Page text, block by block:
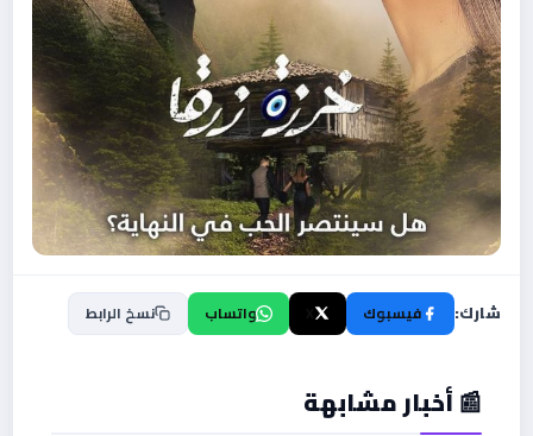
شارك: فيسبوك واتساب نسخ الرابط
📰 أخبار مشابهة